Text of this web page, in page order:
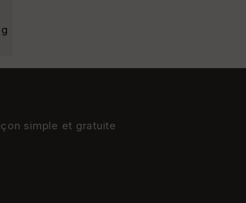
simple et gratuite